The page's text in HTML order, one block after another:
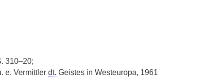
310–20;
e. Vermittler dt. Geistes in Westeuropa, 1961